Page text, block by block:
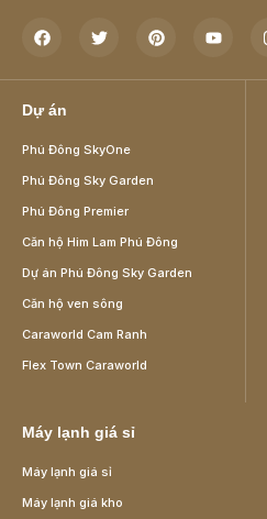
Dự án
Phú Đông SkyOne
Phú Đông Sky Garden
Phú Đông Premier
Căn hộ Him Lam Phú Đông
Dự án Phú Đông Sky Garden
Căn hộ ven sông
Caraworld Cam Ranh
Flex Town Caraworld
Máy lạnh giá sỉ
Máy lạnh giá sỉ
Máy lạnh giá kho